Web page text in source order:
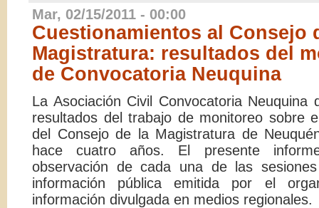
Mar, 02/15/2011 - 00:00
Cuestionamientos al Consejo
Magistratura: resultados del
de Convocatoria Neuquina
La Asociación Civil Convocatoria Neuquina
resultados del trabajo de monitoreo sobre
del Consejo de la Magistratura de
hace cuatro años. El presente
observación de cada una de las
información pública emitida por el
información divulgada en medios regionales.